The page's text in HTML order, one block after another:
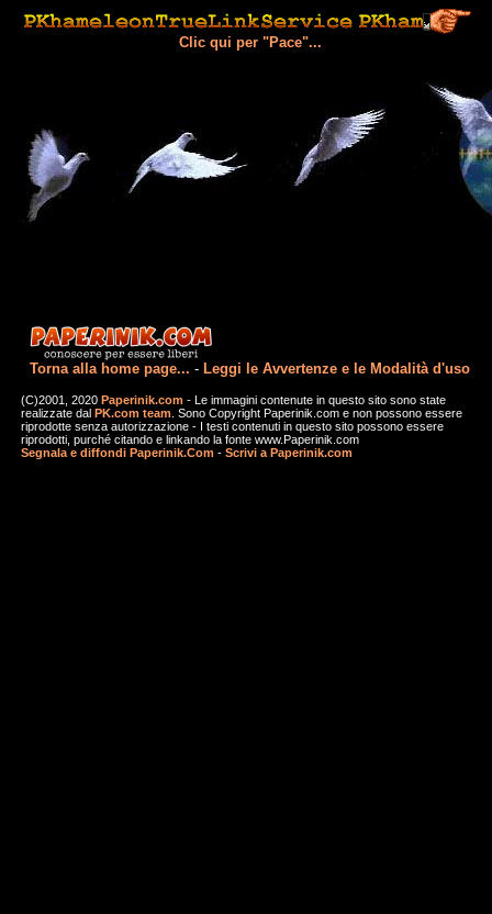
Clic qui per "Pace"...
Torna alla home page... - Leggi le Avvertenze e le Modalità d'uso
(C)2001, 2020Paperinik.com - Le immagini contenute in questo sito sono state
realizzate dal PK.com team . Sono Copyright Paperinik.com e non possono essere
riprodotte senza autorizzazione - I testi contenuti in questo sito possono essere
riprodotti, purché citando e linkando la fonte www.Paperinik.com
Segnala e diffondi Paperinik.Com -Scrivi a Paperinik.com